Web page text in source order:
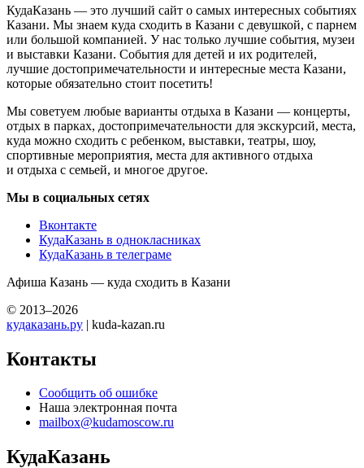
КудаКазань — это лучший сайт о самых интересных событиях
Казани. Мы знаем куда сходить в Казани с девушкой, с парнем
или большой компанией. У нас только лучшие события, музеи
и выставки Казани. События для детей и их родителей,
лучшие достопримечательности и интересные места Казани,
которые обязательно стоит посетить!
Мы советуем любые варианты отдыха в Казани — концерты,
отдых в парках, достопримечательности для экскурсий, места,
куда можно сходить с ребенком, выставки, театры, шоу,
спортивные мероприятия, места для активного отдыха
и отдыха с семьей, и многое другое.
Мы в социальных сетях
Вконтакте
КудаКазань в однокласниках
КудаКазань в телеграме
Афиша Казань — куда сходить в Казани
© 2013–2026
кудаказань.ру | kuda-kazan.ru
Контакты
Сообщить об ошибке
Наша электронная почта
mailbox@kudamoscow.ru
КудаКазань